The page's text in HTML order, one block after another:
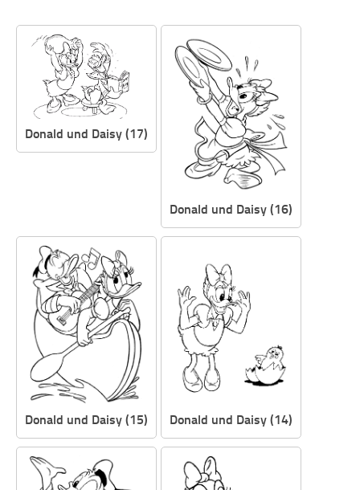
Donald und Daisy (17)
Donald und Daisy (16)
Donald und Daisy (15) Donald und Daisy (14)